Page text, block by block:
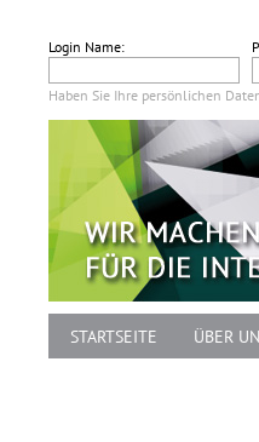
Login Name:
Haben Sie Ihre persönlichen
STARTSEITE ÜBER